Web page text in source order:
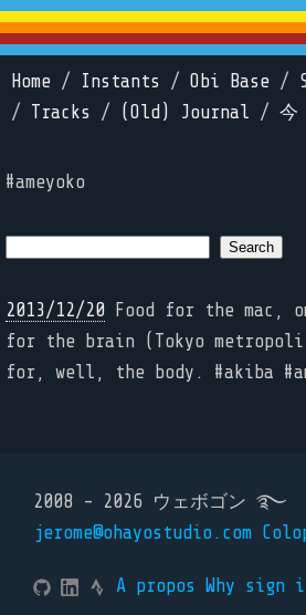
Home / Instants / Obi Base /
/ Tracks / (Old) Journal / 今
#ameyoko
2013/12/20 Food for the mac,
for the brain (Tokyo
for, well, the body. #akiba
2008 - 2026 ウェボゴン ࿐
jerome@ohayostudio.com
A propos Why sign